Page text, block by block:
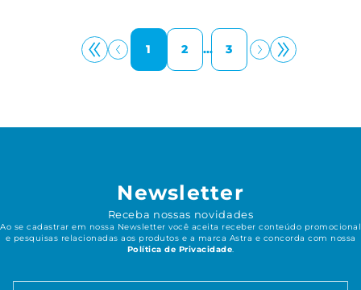
1 2 ... 3
Newsletter
Receba nossas novidades
Ao se cadastrar em nossa Newsletter você aceita receber conteúdo promocional
e pesquisas relacionadas aos produtos e a marca Astra e concorda com nossa
Política de Privacidade.